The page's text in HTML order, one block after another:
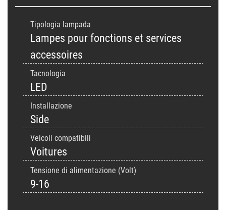
Tipologia lampada
Lampes pour fonctions et services
accessoires
Tacnologia
LED
Installazione
Side
Veicoli compatibili
Voitures
Tensione di alimentazione (Volt)
9-16